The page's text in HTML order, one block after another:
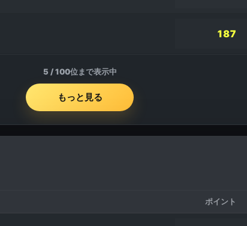
187
5 / 100位まで表示中
もっと見る
ポイント